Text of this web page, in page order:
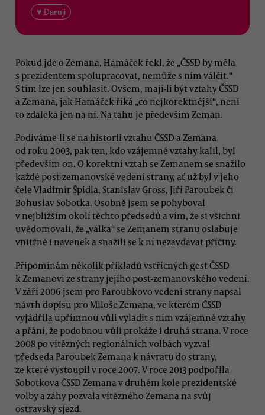
♥ Daruji
Pokud jde o Zemana, Hamáček řekl, že „ČSSD by měla
s prezidentem spolupracovat, nemůže s ním válčit.“
S tím lze jen souhlasit. Ovšem, mají-li být vztahy ČSSD
a Zemana, jak Hamáček říká „co nejkorektnější“, není
to zdaleka jen na ní. Na tahu je především Zeman.
Podíváme-li se na historii vztahu ČSSD a Zemana
od roku 2003, pak ten, kdo vzájemné vztahy kalil, byl
především on. O korektní vztah se Zemanem se snažilo
každé post-zemanovské vedení strany, ať už byl v jeho
čele Vladimír Špidla, Stanislav Gross, Jiří Paroubek či
Bohuslav Sobotka. Osobně jsem se pohyboval
v nejbližším okolí těchto předsedů a vím, že si všichni
uvědomovali, že „válka“ se Zemanem stranu oslabuje
vnitřně i navenek a snažili se k ní nezavdávat příčiny.
Připomínám několik příkladů vstřícných gest ČSSD
k Zemanovi ze strany jejího post-zemanovského vedení.
V září 2006 jsem pro Paroubkovo vedení strany napsal
návrh dopisu pro Miloše Zemana, ve kterém ČSSD
vyjádřila upřímnou vůli vyladit s ním vzájemné vztahy
a přání, že podobnou vůli prokáže i druhá strana. V roce
2008 po vítězných regionálních volbách vyzval
předseda Paroubek Zemana k návratu do strany,
ze které vystoupil v roce 2007. V roce 2013 podpořila
Sobotkova ČSSD Zemana v druhém kole prezidentské
volby a záhy pozvala vítězného Zemana na svůj
ostravský sjezd.